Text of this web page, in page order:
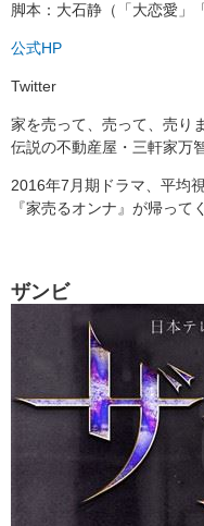
脚本：大石静（「大恋愛」
公式HP
Twitter
家を売って、売って、売り
伝説の不動産屋・三軒家万智
2016年7月期ドラマ、平均
『家売るオンナ』が帰って
ザンビ